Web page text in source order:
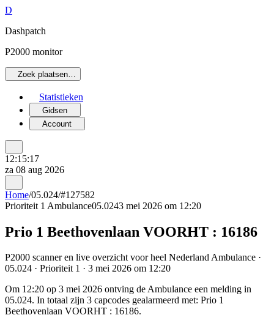
D
Dashpatch
P2000 monitor
Zoek plaatsen…
Statistieken
Gidsen
Account
12:15:17
za 08 aug 2026
Home/05.024/#127582
Prioriteit 1 Ambulance05.0243 mei 2026 om 12:20
Prio 1 Beethovenlaan VOORHT : 16186
P2000 scanner en live overzicht voor heel Nederland Ambulance ·
05.024 · Prioriteit 1 · 3 mei 2026 om 12:20
Om 12:20 op 3 mei 2026 ontving de Ambulance een melding in
05.024. In totaal zijn 3 capcodes gealarmeerd met: Prio 1
Beethovenlaan VOORHT : 16186.